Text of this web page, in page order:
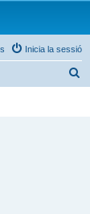
Inicia la sessió